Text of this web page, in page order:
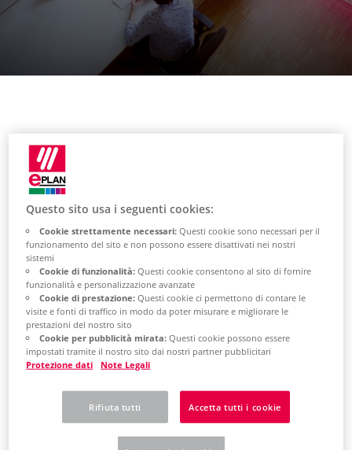
to use the setting
option for light or
dark design
Some users find a
dark design
("dark mode") in
Questo sito usa i seguenti cookies:
Cookie strettamente necessari:Questi cookie sono necessari per il
funzionamento del sito e non possono essere disattivati ​​nei nostri
sistemi
Cookie di funzionalità:Questi cookie consentono al sito di fornire
funzionalità e personalizzazione avanzate
Cookie di prestazione:Questi cookie ci permettono di contare le
visite e fonti di traffico in modo da poter misurare e migliorare le
prestazioni del nostro sito
Cookie per pubblicità mirata:Questi cookie possono essere
impostati tramite il nostro sito dai nostri partner pubblicitari
Protezione dati
Note Legali
Rifiuta tutti Accetta tutti i cookie